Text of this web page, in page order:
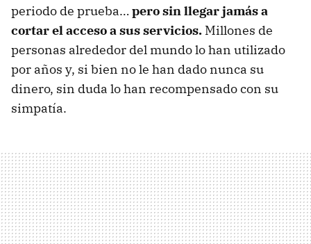
periodo de prueba… pero sin llegar jamás a
cortar el acceso a sus servicios. Millones de
personas alrededor del mundo lo han utilizado
por años y, si bien no le han dado nunca su
dinero, sin duda lo han recompensado con su
simpatía.